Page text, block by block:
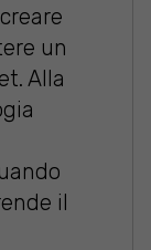
un
Alla
il